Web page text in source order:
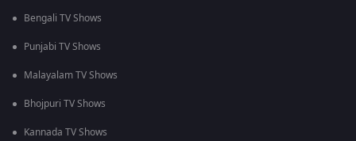
Bengali TV Shows
Punjabi TV Shows
Malayalam TV Shows
Bhojpuri TV Shows
Kannada TV Shows